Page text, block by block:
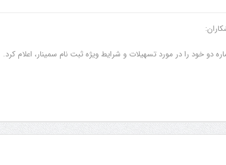
دو خود را در مورد تسهیلات و شرایط ویژه ثبت نام سمینار، اعلام کرد.